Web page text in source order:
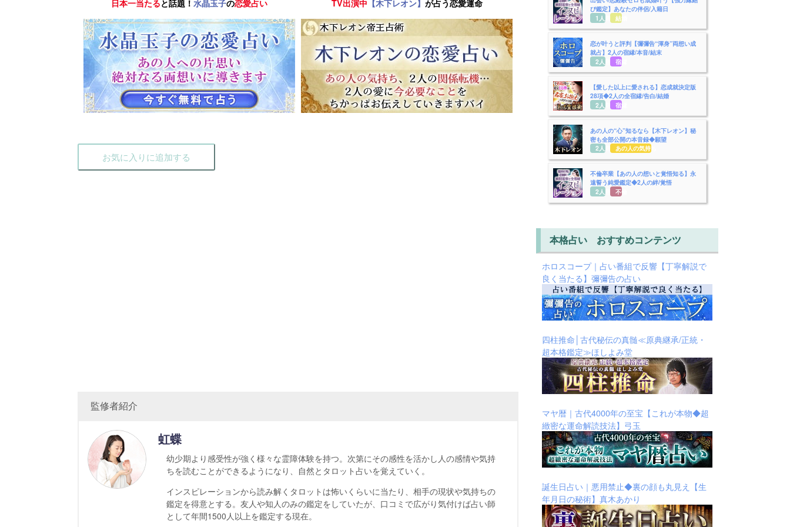
日本一当たると話題！ 水晶玉子の恋愛占い TV出演中 【木下レオン】 が占う恋愛運命
お気に入りに追加する
監修者紹介
虹蝶
幼少期より感受性が強く様々な霊障体験を持つ。次第にその感性を活かし人の感情や気持
ちを読むことができるようになり、自然とタロット占いを覚えていく。
インスピレーションから読み解くタロットは怖いくらいに当たり、相手の現状や気持ちの
鑑定を得意とする。友人や知人のみの鑑定をしていたが、口コミで広がり気付けば占い師
として年間1500人以上を鑑定する現在。
び鑑定】あなたの伴侶/入籍日
1人用 結婚
恋が叶うと評判【彌彌告“渾身”両想い成
就占】2人の宿縁/本音/結末
2人用 宿縁
【愛した以上に愛される】恋成就決定版
28項◆2人の全宿縁/告白/結婚
2人用 宿縁
あの人の“心”知るなら【木下レオン】秘
密も全部公開の本音録◆願望
2人用 あの人の気持ち
不倫卒業【あの人の想いと覚悟知る】永
遠誓う純愛鑑定◆2人の絆/覚悟
2人用
不倫
本格占い おすすめコンテンツ
ホロスコープ｜占い番組で反響【丁寧解説で
良く当たる】彌彌告の占い
四柱推命│古代秘伝の真髄≪原典継承/正統・
超本格鑑定≫ほしよみ堂
マヤ暦｜古代4000年の至宝【これが本物◆超
緻密な運命解読技法】弓玉
誕生日占い｜悪用禁止◆裏の顔も丸見え【生
年月日の秘術】真木あかり